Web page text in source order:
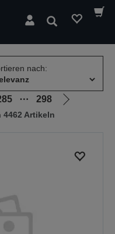
Suchen
nach:
⋯ 298
Zur
4462 Artikeln